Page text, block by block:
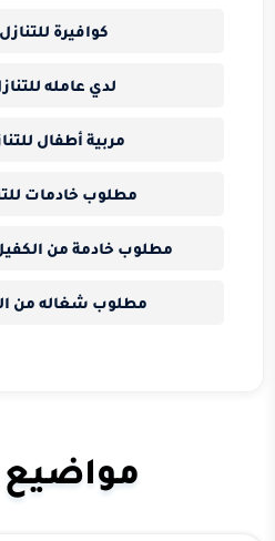
كوافيرة للتنازل
لدي عامله
مربية أطفال
مطلوب خادمات
مطلوب خادمة من
مطلوب شغاله من
مواضيع